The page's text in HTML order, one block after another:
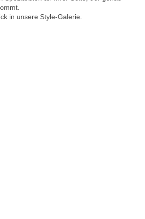
in unsere Style-Galerie.